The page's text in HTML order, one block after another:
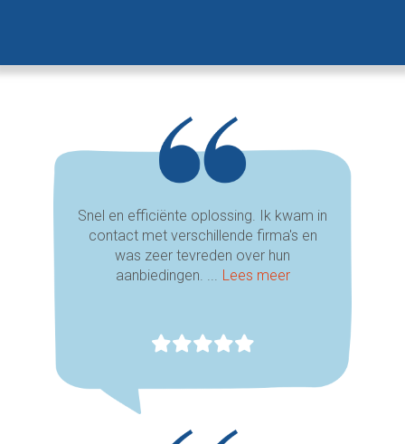
Snel en efficiënte oplossing. Ik kwam in
contact met verschillende firma's en
was zeer tevreden over hun
aanbiedingen. ... Lees meer